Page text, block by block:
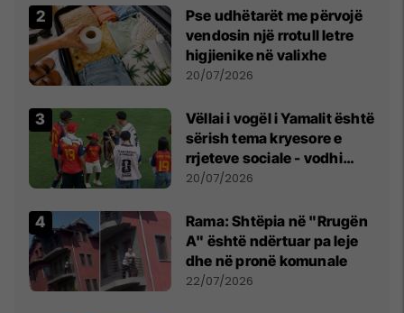
Pse udhëtarët me përvojë
vendosin një rrotull letre
higjienike në valixhe
20/07/2026
Vëllai i vogël i Yamalit është
sërish tema kryesore e
rrjeteve sociale - vodhi
vëmendjen pas finales së
20/07/2026
Rama: Shtëpia në "Rrugën
A" është ndërtuar pa leje
dhe në pronë komunale
22/07/2026